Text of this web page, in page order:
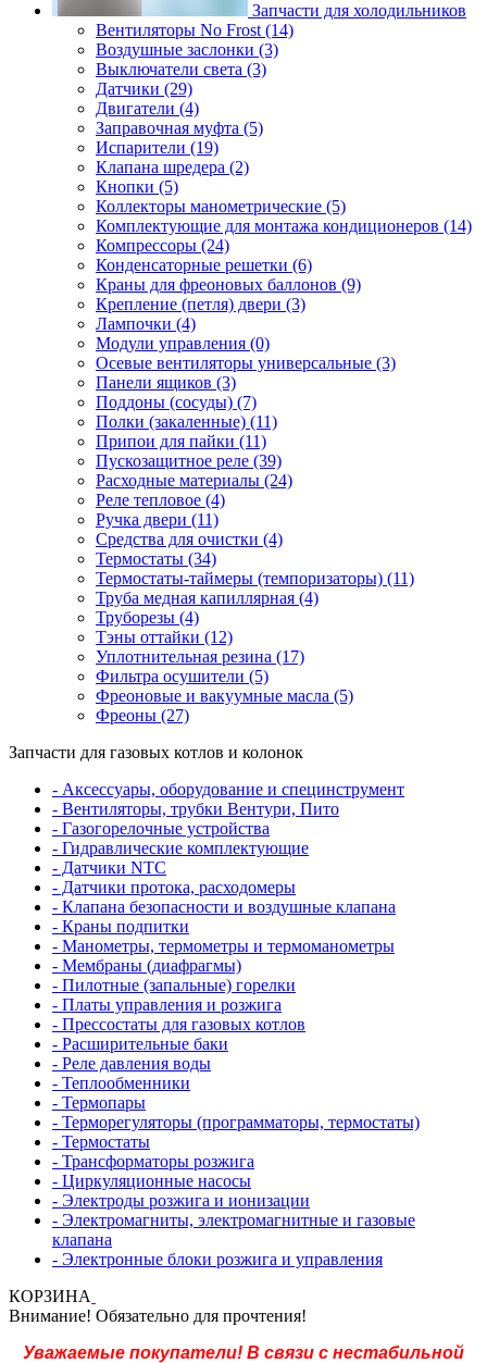
Запчасти для холодильников
Вентиляторы No Frost (14)
Воздушные заслонки (3)
Выключатели света (3)
Датчики (29)
Двигатели (4)
Заправочная муфта (5)
Испарители (19)
Клапана шредера (2)
Кнопки (5)
Коллекторы манометрические (5)
Комплектующие для монтажа кондиционеров (14)
Компрессоры (24)
Конденсаторные решетки (6)
Краны для фреоновых баллонов (9)
Крепление (петля) двери (3)
Лампочки (4)
Модули управления (0)
Осевые вентиляторы универсальные (3)
Панели ящиков (3)
Поддоны (сосуды) (7)
Полки (закаленные) (11)
Припои для пайки (11)
Пускозащитное реле (39)
Расходные материалы (24)
Реле тепловое (4)
Ручка двери (11)
Средства для очистки (4)
Термостаты (34)
Термостаты-таймеры (темпоризаторы) (11)
Труба медная капиллярная (4)
Труборезы (4)
Тэны оттайки (12)
Уплотнительная резина (17)
Фильтра осушители (5)
Фреоновые и вакуумные масла (5)
Фреоны (27)
Запчасти для газовых котлов и колонок
- Аксессуары, оборудование и специнструмент
- Вентиляторы, трубки Вентури, Пито
- Газогорелочные устройства
- Гидравлические комплектующие
- Датчики NTC
- Датчики протока, расходомеры
- Клапана безопасности и воздушные клапана
- Краны подпитки
- Манометры, термометры и термоманометры
- Мембраны (диафрагмы)
- Пилотные (запальные) горелки
- Платы управления и розжига
- Прессостаты для газовых котлов
- Расширительные баки
- Реле давления воды
- Теплообменники
- Термопары
- Терморегуляторы (программаторы, термостаты)
- Термостаты
- Трансформаторы розжига
- Циркуляционные насосы
- Электроды розжига и ионизации
- Электромагниты, электромагнитные и газовые
клапана
- Электронные блоки розжига и управления
КОРЗИНА
Внимание! Обязательно для прочтения!
Уважаемые покупатели! В связи с нестабильной